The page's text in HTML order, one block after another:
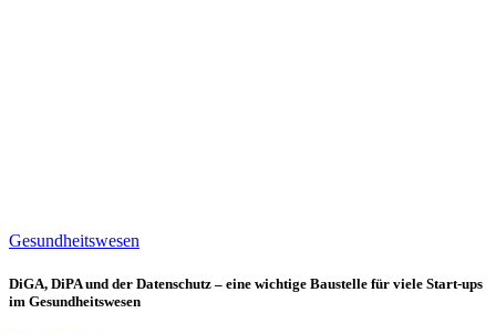
Gesundheitswesen
DiGA, DiPA und der Datenschutz – eine wichtige Baustelle für viele Start-ups
im Gesundheitswesen